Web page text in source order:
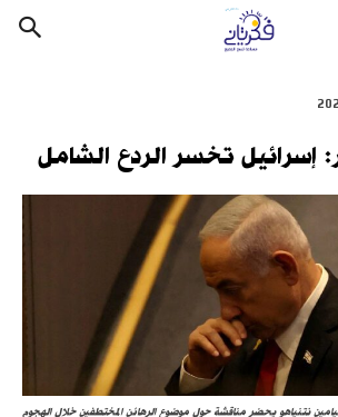
إسرائيل تخسر الردع الشامل
نتنياهو يحضر مناقشة حول موضوع الرهائن المختطفين خلال الهجوم